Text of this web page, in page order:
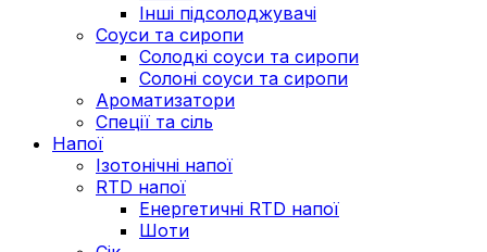
Інші підсолоджувачі
Соуси та сиропи
Солодкі соуси та сиропи
Солоні соуси та сиропи
Ароматизатори
Спеції та сіль
Напої
Ізотонічні напої
RTD напої
Енергетичні RTD напої
Шоти